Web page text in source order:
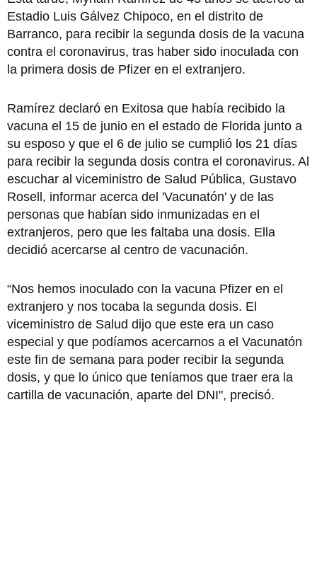
Estadio Luis Gálvez Chipoco, en el distrito de
Barranco, para recibir la segunda dosis de la vacuna
contra el coronavirus, tras haber sido inoculada con
la primera dosis de Pfizer en el extranjero.
Ramírez declaró en Exitosa que había recibido la
vacuna el 15 de junio en el estado de Florida junto a
su esposo y que el 6 de julio se cumplió los 21 días
para recibir la segunda dosis contra el coronavirus. Al
escuchar al viceministro de Salud Pública, Gustavo
Rosell, informar acerca del 'Vacunatón' y de las
personas que habían sido inmunizadas en el
extranjeros, pero que les faltaba una dosis. Ella
decidió acercarse al centro de vacunación.
“Nos hemos inoculado con la vacuna Pfizer en el
extranjero y nos tocaba la segunda dosis. El
viceministro de Salud dijo que este era un caso
especial y que podíamos acercarnos a el Vacunatón
este fin de semana para poder recibir la segunda
dosis, y que lo único que teníamos que traer era la
cartilla de vacunación, aparte del DNI", precisó.